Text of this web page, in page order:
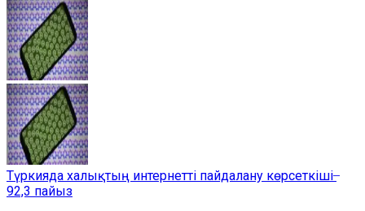
Түркияда халықтың интернетті пайдалану көрсеткіші ̶
92,3 пайыз